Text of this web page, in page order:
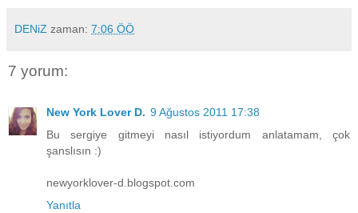
DENiZ zaman: 7:06 ÖÖ
7 yorum:
New York Lover D. 9 Ağustos 2011 17:38
Bu sergiye gitmeyi nasıl istiyordum anlatamam, çok
şanslısın :)
newyorklover-d.blogspot.com
Yanıtla